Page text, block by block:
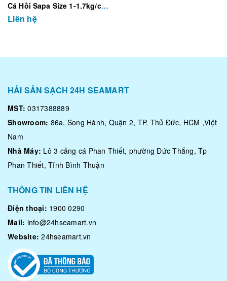
Cá Hồi Sapa Size 1-1.7kg/con
Liên hệ
HẢI SẢN SẠCH 24H SEAMART
MST: 0317388889
Showroom: 86a, Song Hành, Quận 2, TP. Thủ Đức, HCM ,Việt
Nam
Nhà Máy: Lô 3 cảng cá Phan Thiết, phường Đức Thắng, Tp
Phan Thiết, Tỉnh Bình Thuận
THÔNG TIN LIÊN HỆ
Điện thoại: 1900 0290
Mail: info@24hseamart.vn
Website: 24hseamart.vn